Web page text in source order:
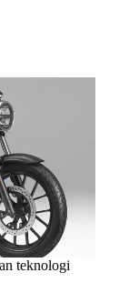
teknologi